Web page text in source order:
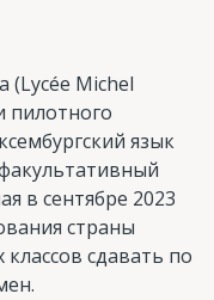
Michel
пилотного
язык
в сентябре 2023
страны
сдавать по